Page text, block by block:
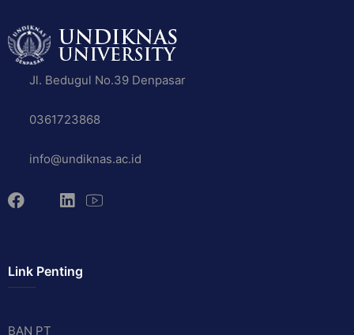
Jl. Bedugul No.39 Denpasar
0361723868
info@undiknas.ac.id
Link Penting
BAN PT